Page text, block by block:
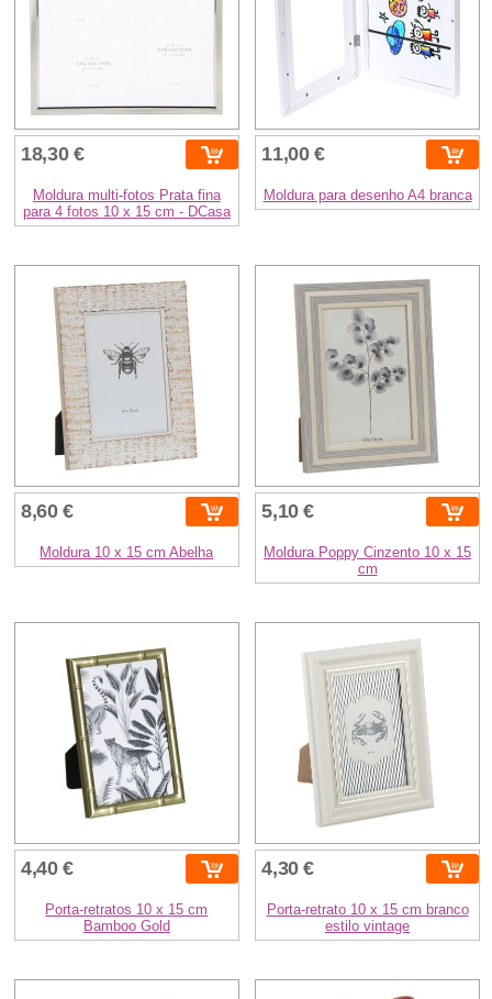
18,30 €
Moldura multi-fotos Prata fina
para 4 fotos 10 x 15 cm - DCasa
11,00 €
Moldura para desenho A4 branca
8,60 €
Moldura 10 x 15 cm Abelha
5,10 €
Moldura Poppy Cinzento 10 x 15
cm
4,40 €
Porta-retratos 10 x 15 cm
Bamboo Gold
4,30 €
Porta-retrato 10 x 15 cm branco
estilo vintage